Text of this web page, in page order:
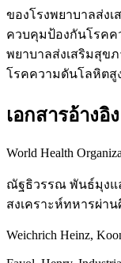
ของโรงพยาบาลส่ง
ควบคุมป้องกันโรคคว
พยาบาลส่งเสริมสุข
โรคความดันโลหิตสู
เอกสารอ้างอิง
World Health
ณัฐธิวรรณ พันธ์มุงแ
สงเคราะห์ทหารผ่า
Weichrich Heinz,